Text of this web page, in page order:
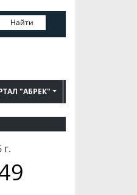
Найти
"АБРЕК"
г.